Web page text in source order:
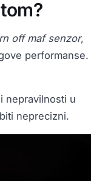
off maf senzor,
performanse.
nepravilnosti u
neprecizni.